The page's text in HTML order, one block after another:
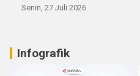
Senin, 27 Juli 2026
Infografik